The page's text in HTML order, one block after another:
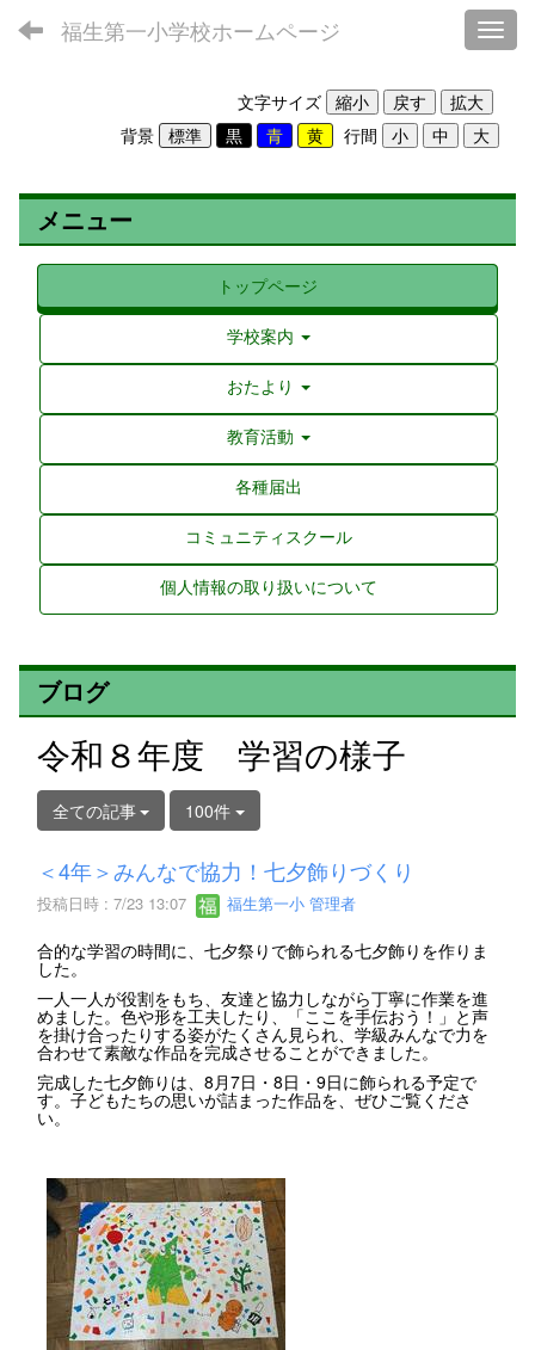
福生第一小学校ホームページ
文字サイズ
背景
行間
メニュー
トップページ
学校案内
おたより
教育活動
各種届出
コミュニティスクール
個人情報の取り扱いについて
ブログ
令和８年度 学習の様子
全ての記事 100件
＜4年＞みんなで協力！七夕飾りづくり
投稿日時 : 7/23 13:07 福生第一小 管理者
合的な学習の時間に、七夕祭りで飾られる七夕飾りを作りま
した。
一人一人が役割をもち、友達と協力しながら丁寧に作業を進
めました。色や形を工夫したり、「ここを手伝おう！」と声
を掛け合ったりする姿がたくさん見られ、学級みんなで力を
合わせて素敵な作品を完成させることができました。
完成した七夕飾りは、8月7日・8日・9日に飾られる予定で
す。子どもたちの思いが詰まった作品を、ぜひご覧くださ
い。